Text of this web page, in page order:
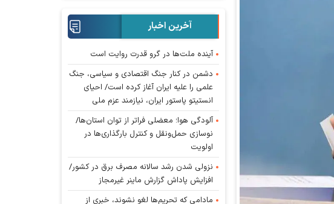
آخرین اخبار
آینده ملت‌ها در گرو قدرت روایت است
دشمن در کنار جنگ اقتصادی و سیاسی، جنگ
علمی را علیه ایران آغاز کرده است/ احیای
انستیتو پاستور ایران، نیازمند عزم ملی
آلودگی هوا؛ معضلی فراتر از توان استان‌ها/
نوسازی حمل‌ونقل و کنترل بارگذاری‌ها در
اولویت
نزولی شدن رشد سالانه مصرف برق در کشور/
افزایش پاداش گزارش ماینر غیرمجاز
مادامی که تحریم‌ها لغو نشوند، خبری از